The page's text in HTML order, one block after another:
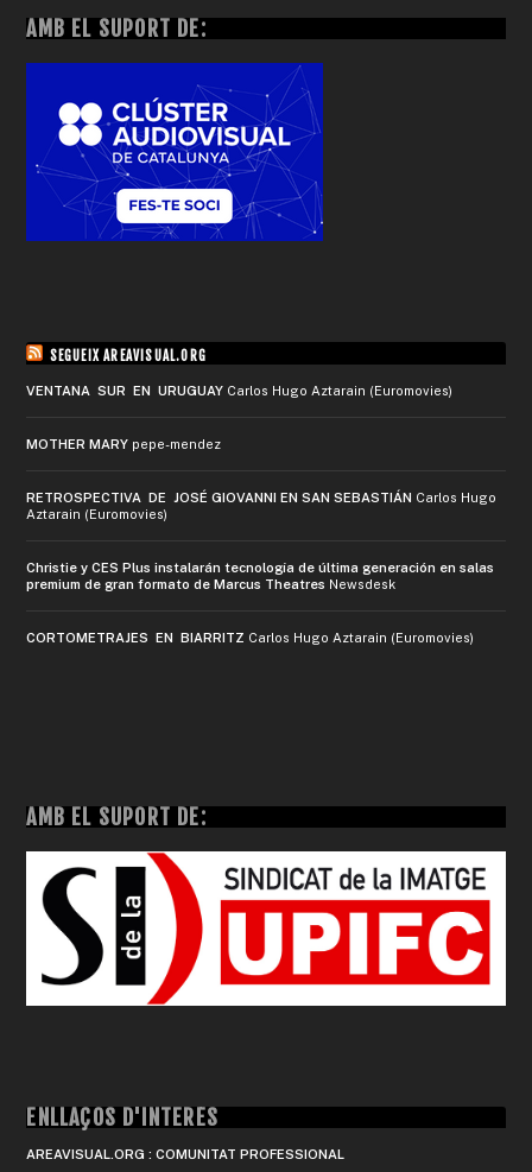
AMB EL SUPORT DE:
SEGUEIX AREAVISUAL.ORG
VENTANA SUR EN URUGUAY Carlos Hugo Aztarain (Euromovies)
MOTHER MARY pepe-mendez
RETROSPECTIVA DE JOSÉ GIOVANNI EN SAN SEBASTIÁN Carlos Hugo
Aztarain (Euromovies)
Christie y CES Plus instalarán tecnología de última generación en salas
premium de gran formato de Marcus Theatres Newsdesk
CORTOMETRAJES EN BIARRITZ Carlos Hugo Aztarain (Euromovies)
AMB EL SUPORT DE:
ENLLAÇOS D'INTERÈS
AREAVISUAL.ORG : COMUNITAT PROFESSIONAL